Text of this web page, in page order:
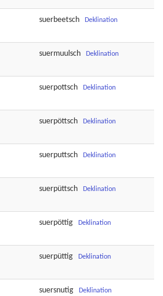
suerbeetsch Deklination
suermuulsch Deklination
suerpottsch Deklination
suerpöttsch Deklination
suerputtsch Deklination
suerpüttsch Deklination
suerpöttig Deklination
suerpüttig Deklination
suersnutig Deklination